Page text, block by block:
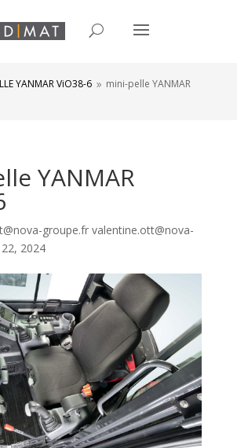
YANMAR ViO38-6 9 mini-pelle YANMAR
YANMAR
groupe.fr valentine.ott@nova-
2024